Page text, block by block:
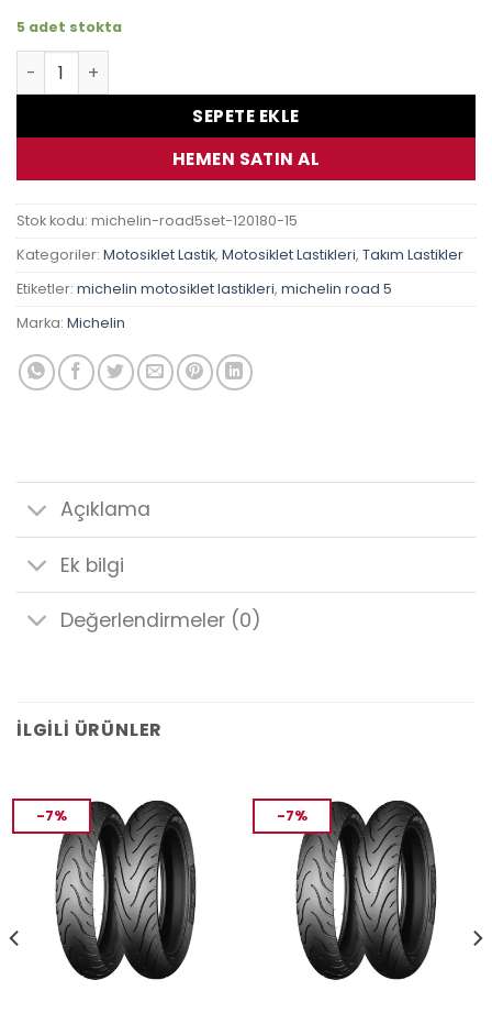
5 adet stokta
Ktm Superduke 990 Michelin Pilot Road 5 Takım Lastik
SEPETE EKLE
HEMEN SATIN AL
Stok kodu: michelin-road5set-120180-15
Kategoriler: Motosiklet Lastik, Motosiklet Lastikleri, Takım Lastikler
Etiketler: michelin motosiklet lastikleri, michelin road 5
Marka: Michelin
Açıklama
Ek bilgi
Değerlendirmeler (0)
İLGILI ÜRÜNLER
-7% -7%